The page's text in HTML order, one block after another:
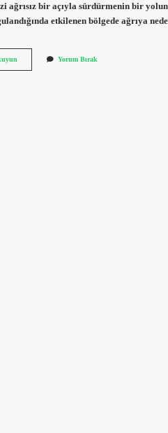
ağrısız bir açıyla sürdürmenin bir
etkilenen bölgede ağrıya
Girmesinde
Yorum Bırak